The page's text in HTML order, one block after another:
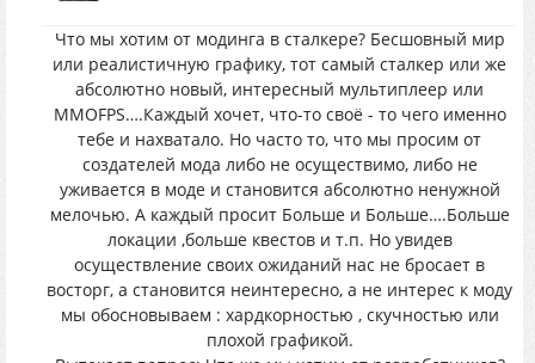
Что мы хотим от модинга в сталкере? Бесшовный мир
или реалистичную графику, тот самый сталкер или же
абсолютно новый, интересный мультиплеер или
MMOFPS….Каждый хочет, что-то своё - то чего именно
тебе и нахватало. Но часто то, что мы просим от
создателей мода либо не осуществимо, либо не
уживается в моде и становится абсолютно ненужной
мелочью. А каждый просит Больше и Больше….Больше
локации ,больше квестов и т.п. Но увидев
осуществление своих ожиданий нас не бросает в
восторг, а становится неинтересно, а не интерес к моду
мы обосновываем : хардкорностью , скучностью или
плохой графикой.